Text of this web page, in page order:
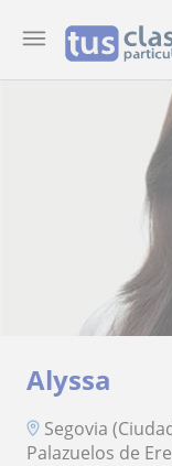
Alyssa
Segovia
Palazuelos de